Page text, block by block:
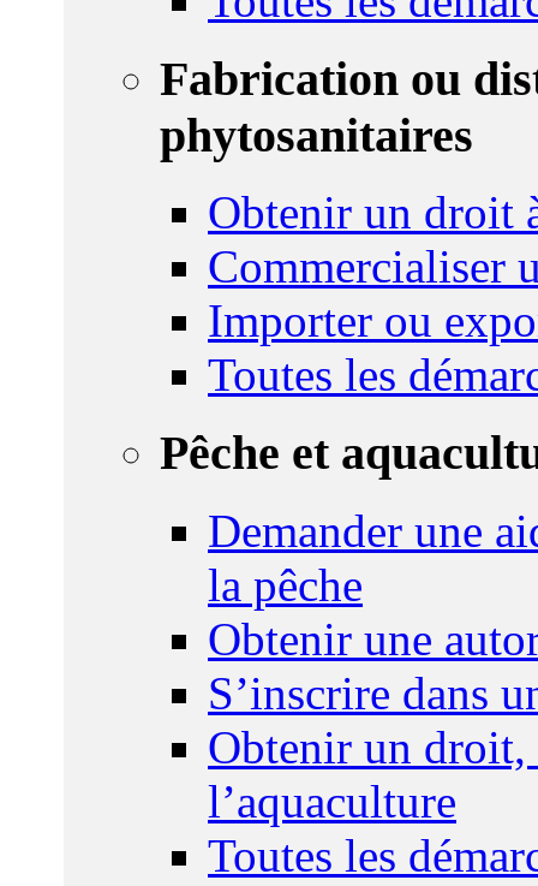
Fabrication ou
phytosanitaires
Obtenir un droit
Commercialiser
Importer ou
Toutes les
Pêche et
Demander une
la pêche
Obtenir une
S’inscrire dans
Obtenir un droit,
l’aquaculture
Toutes les